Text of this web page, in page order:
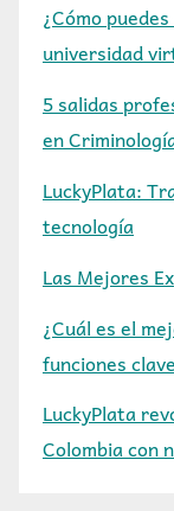
¿Cómo
universidad
5 salidas
en
LuckyPlata:
tecnología
Las Mejores
¿Cuál es el
funciones
LuckyPlata
Colombia con